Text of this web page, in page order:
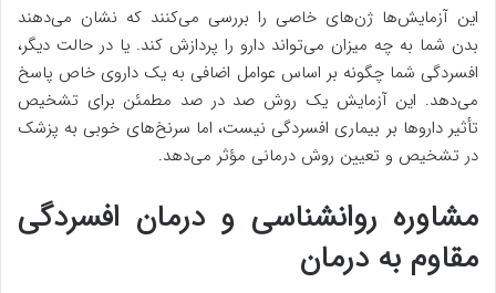
این آزمایش‌ها ژن‌های خاصی را بررسی می‌کنند که نشان می‌دهند
بدن شما به چه میزان می‌تواند دارو را پردازش کند. یا در حالت دیگر،
افسردگی شما چگونه بر اساس عوامل اضافی به یک داروی خاص پاسخ
می‌دهد. این آزمایش یک روش صد در صد مطمئن برای تشخیص
تأثیر داروها بر بیماری افسردگی نیست، اما سرنخ‌های خوبی به پزشک
در تشخیص و تعیین روش درمانی مؤثر می‌دهد.
مشاوره روانشناسی و درمان افسردگی
مقاوم به درمان